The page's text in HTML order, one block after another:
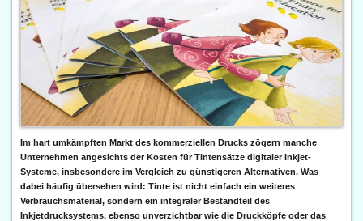
Im hart umkämpften Markt des kommerziellen Drucks zögern manche
Unternehmen angesichts der Kosten für Tintensätze digitaler Inkjet-
Systeme, insbesondere im Vergleich zu günstigeren Alternativen. Was
dabei häufig übersehen wird: Tinte ist nicht einfach ein weiteres
Verbrauchsmaterial, sondern ein integraler Bestandteil des
Inkjetdrucksystems, ebenso unverzichtbar wie die Druckköpfe oder das